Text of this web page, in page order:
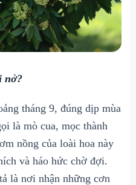
nở?
tháng 9, đúng dịp mùa
là mò cua, mọc thành
nồng của loài hoa này
và háo hức chờ đợi.
là nơi nhận những cơn